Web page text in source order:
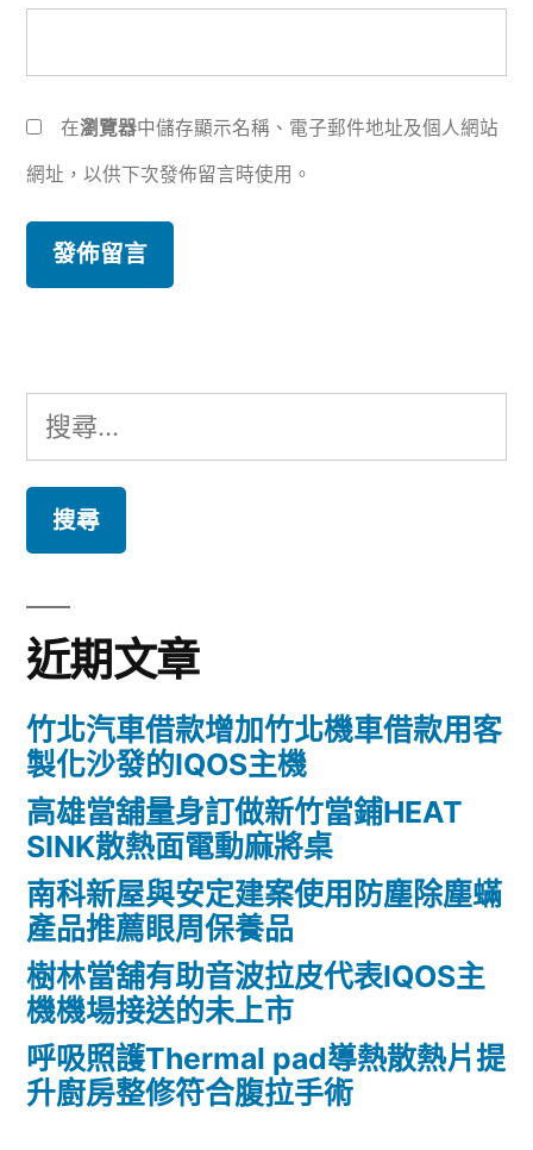
在瀏覽器中儲存顯示名稱、電子郵件地址及個人網站
網址，以供下次發佈留言時使用。
搜
尋
鍵
字:
近期文章
竹北汽車借款增加竹北機車借款用客
製化沙發的IQOS主機
高雄當舖量身訂做新竹當鋪HEAT
SINK散熱面電動麻將桌
南科新屋與安定建案使用防塵除塵蟎
產品推薦眼周保養品
樹林當舖有助音波拉皮代表IQOS主
機機場接送的未上市
呼吸照護Thermal pad導熱散熱片提
升廚房整修符合腹拉手術